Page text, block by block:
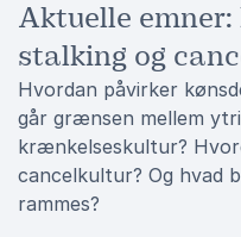
Aktuelle emner:
stalking og
Hvordan påvirker
går grænsen mellem
krænkelseskultur?
cancelkultur? Og hvad
rammes?